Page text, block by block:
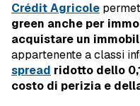
Crédit Agricole
green anche per
acquistare un
appartenente a classi
spread ridotto dello
costo di perizia e